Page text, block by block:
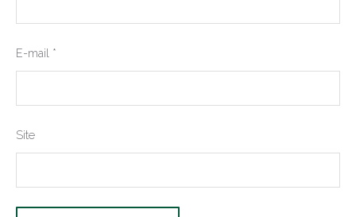
E-mail *
Site